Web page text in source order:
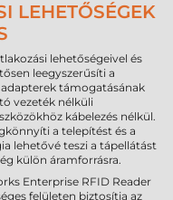
LEHETŐSÉGEK
lehetőségeivel és
leegyszerűsíti a
támogatásának
vezeték nélküli
kábelezés nélkül.
a telepítést és a
lehetővé teszi a tápellátást
külön áramforrásra.
Enterprise RFID Reader
felületen biztosítja az